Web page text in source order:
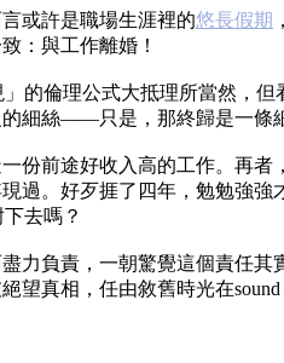
或許是職場生涯裡的悠長假期
：與工作離婚！
的倫理公式大抵理所當然，
細絲——只是，那終歸是一條
份前途好收入高的工作。再
過。好歹捱了四年，勉勉強
去嗎？
負責，一朝驚覺這個責任其
真相，任由敘舊時光在sound